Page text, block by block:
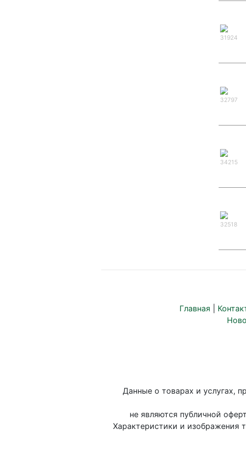
31924
32797
34215
32518
Главная
Данные о товарах и услугах,
не являются публичной
Характеристики и изображения